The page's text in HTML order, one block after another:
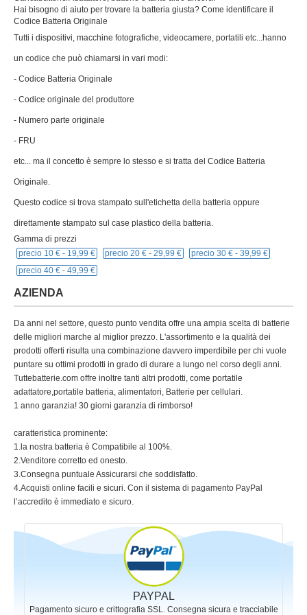
Hai bisogno di aiuto per trovare la batteria giusta? Come identificare il
Codice Batteria Originale
Tutti i dispositivi, macchine fotografiche, videocamere, portatili etc...hanno
un codice che può chiamarsi in vari modi:
- Codice Batteria Originale
- Codice originale del produttore
- Numero parte originale
- FRU
etc... ma il concetto è sempre lo stesso e si tratta del Codice Batteria
Originale.
Questo codice si trova stampato sull'etichetta della batteria oppure
direttamente stampato sul case plastico della batteria.
Gamma di prezzi
precio 10 € - 19,99 € precio 20 € - 29,99 € precio 30 € - 39,99 €
precio 40 € - 49,99 €
AZIENDA
Da anni nel settore, questo punto vendita offre una ampia scelta di batterie
delle migliori marche al miglior prezzo. L'assortimento e la qualità dei
prodotti offerti risulta una combinazione davvero imperdibile per chi vuole
puntare su ottimi prodotti in grado di durare a lungo nel corso degli anni.
Tuttebatterie.com offre inoltre tanti altri prodotti, come portatile
adattatore,portatile batteria, alimentatori, Batterie per cellulari.
1 anno garanzia! 30 giorni garanzia di rimborso!
caratteristica prominente:
1.la nostra batteria è Compatibile al 100%.
2.Venditore corretto ed onesto.
3.Consegna puntuale Assicurarsi che soddisfatto.
4.Acquisti online facili e sicuri. Con il sistema di pagamento PayPal
l’accredito è immediato e sicuro.
PAYPAL
Pagamento sicuro e crittografia SSL. Consegna sicura e tracciabile